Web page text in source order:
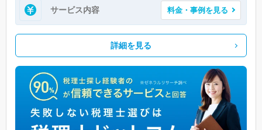
サービス内容 料金・事例を見る
詳細を見る